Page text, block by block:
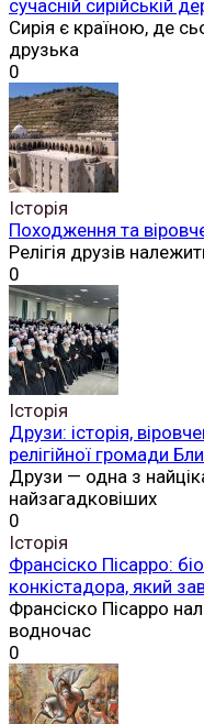
сучасній сирійській
Сирія є країною, де
друзька
0
Історія
Походження та
Релігія друзів
0
Історія
Друзи: історія,
релігійної громади
Друзи — одна з
найзагадковіших
0
Історія
Франсіско Пісарро:
конкістадора, який
Франсіско Пісарро
водночас
0